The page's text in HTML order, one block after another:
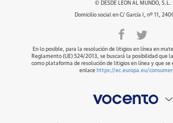
© DESDE LEÓN AL MUNDO, S.L.
Domicilio social en C/ García I, nº 11,
En lo posible, para la resolución de litigios en línea en
Reglamento (UE) 524/2013, se buscará la posibilidad que
como plataforma de resolución de litigios en línea y que se
enlace https://ec.europa.eu/